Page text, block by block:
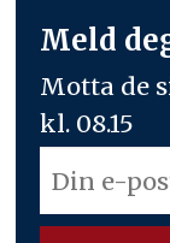
Meld
Motta de
kl. 08.15